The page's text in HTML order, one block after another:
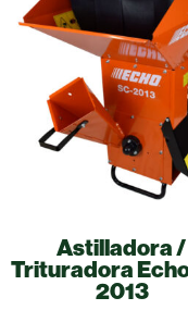
Astilladora /
Trituradora
2013